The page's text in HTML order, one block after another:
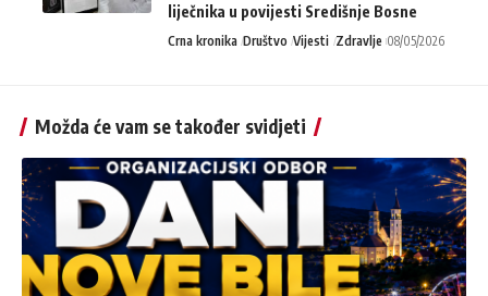
liječnika u povijesti Središnje Bosne
Crna kronika Društvo Vijesti Zdravlje 08/05/2026
Možda će vam se također svidjeti